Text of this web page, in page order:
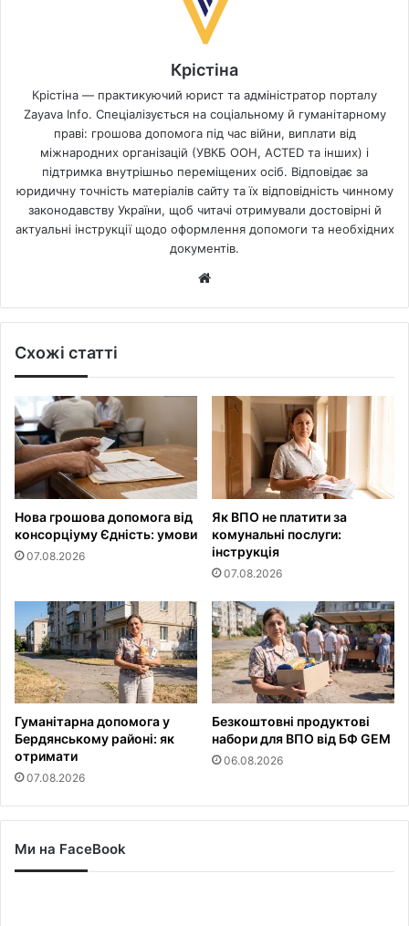
Крістіна
Крістіна — практикуючий юрист та адміністратор порталу
Zayava Info. Спеціалізується на соціальному й гуманітарному
праві: грошова допомога під час війни, виплати від
міжнародних організацій (УВКБ ООН, ACTED та інших) і
підтримка внутрішньо переміщених осіб. Відповідає за
юридичну точність матеріалів сайту та їх відповідність чинному
законодавству України, щоб читачі отримували достовірні й
актуальні інструкції щодо оформлення допомоги та необхідних
документів.
Схожі статті
Нова грошова допомога від
консорціуму Єдність: умови
07.08.2026
Як ВПО не платити за
комунальні послуги:
інструкція
07.08.2026
Гуманітарна допомога у
Бердянському районі: як
отримати
07.08.2026
Безкоштовні продуктові
набори для ВПО від БФ GEM
06.08.2026
Ми на FaceBook